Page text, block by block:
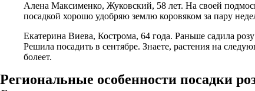
Алена Максименко, Жуковский, 58 лет. На своей
посадкой хорошо удобряю землю коровяком за пару
Екатерина Виева, Кострома, 64 года. Раньше садила
Решила посадить в сентябре. Знаете, растения на
болеет.
Региональные особенности посадки